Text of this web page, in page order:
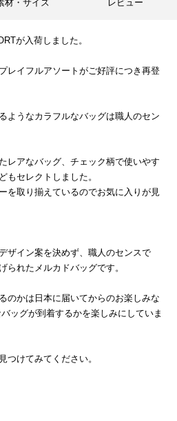
材・サイズ レビュー
が入荷しました。
レイフルアソートがご好評につき再登
ようなカラフルなバッグは職人のセン
レアなバッグ、チェック柄で使いやす
もセレクトしました。
を取り揃えているのでお気に入りが見
ザイン案を決めず、職人のセンスで
られたメルカドバッグです。
のかは日本に届いてからのお楽しみな
ッグが到着するかを楽しみにしていま
つけてみてください。